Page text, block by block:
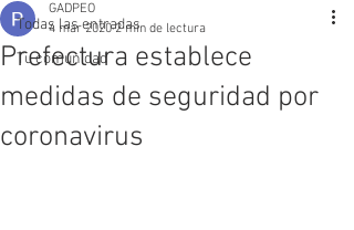
Todas las entradas
Tu comunidad
Prefectura establece
medidas de seguridad por
coronavirus
GADPEO
4 mar 2020 2 min de lectura